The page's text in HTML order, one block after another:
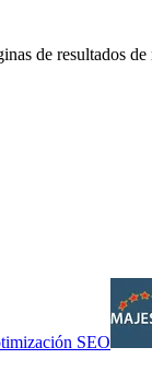
de resultados de
SEO